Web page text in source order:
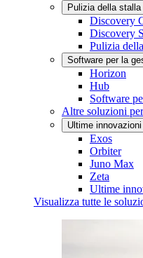
Pulizia della stalla
Discovery
Discovery
Pulizia
Software per la
Horizon
Hub
Software
Altre soluzioni
Ultime innovazioni
Exos
Orbiter
Juno Max
Zeta
Ultime
Visualizza tutte le